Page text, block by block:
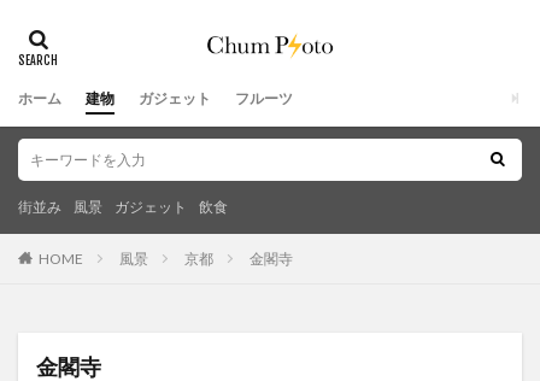
ホーム 建物 ガジェット フルーツ
街並み 風景 ガジェット 飲食
HOME 風景 京都 金閣寺
金閣寺